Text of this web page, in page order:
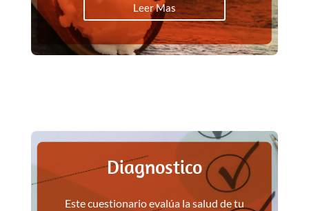
Leer Mas
Diagnostico
Este cuestionario evalúa la salud de tu